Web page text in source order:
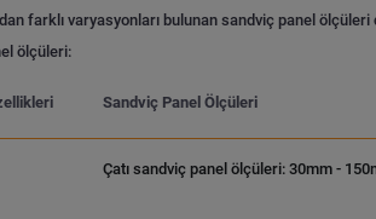
farklı varyasyonları bulunan sandviç panel
ölçüleri:
Sandviç Panel Ölçüleri
Çatı sandviç panel ölçüleri: 30mm -